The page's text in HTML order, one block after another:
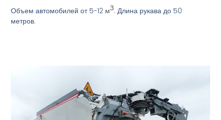
Объем автомобилей от 5-12 м3. Длина рукава до 50
метров.